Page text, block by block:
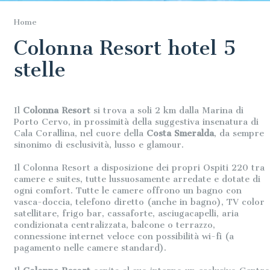
Home
Colonna Resort hotel 5
stelle
Il Colonna Resort si trova a soli 2 km dalla Marina di
Porto Cervo, in prossimità della suggestiva insenatura di
Cala Corallina, nel cuore della Costa Smeralda, da sempre
sinonimo di esclusività, lusso e glamour.
Il Colonna Resort a disposizione dei propri Ospiti 220 tra
camere e suites, tutte lussuosamente arredate e dotate di
ogni comfort. Tutte le camere offrono un bagno con
vasca-doccia, telefono diretto (anche in bagno), TV color
satellitare, frigo bar, cassaforte, asciugacapelli, aria
condizionata centralizzata, balcone o terrazzo,
connessione internet veloce con possibilità wi-fi (a
pagamento nelle camere standard).